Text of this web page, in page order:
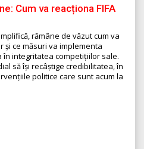
Cum va reacționa FIFA
rămâne de văzut cum va
și ce măsuri va implementa
integritatea competițiilor sale.
să își recâștige credibilitatea, în
politice care sunt acum la